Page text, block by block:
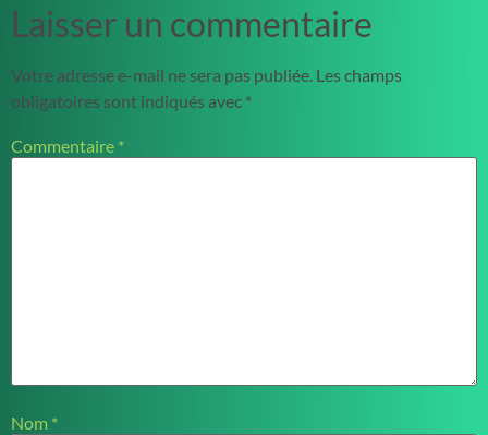
Laisser un commentaire
Votre adresse e-mail ne sera pas publiée. Les champs
obligatoires sont indiqués avec *
Commentaire *
Nom *